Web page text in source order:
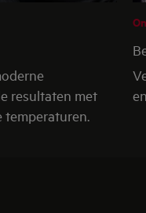
resultaten met
temperaturen.